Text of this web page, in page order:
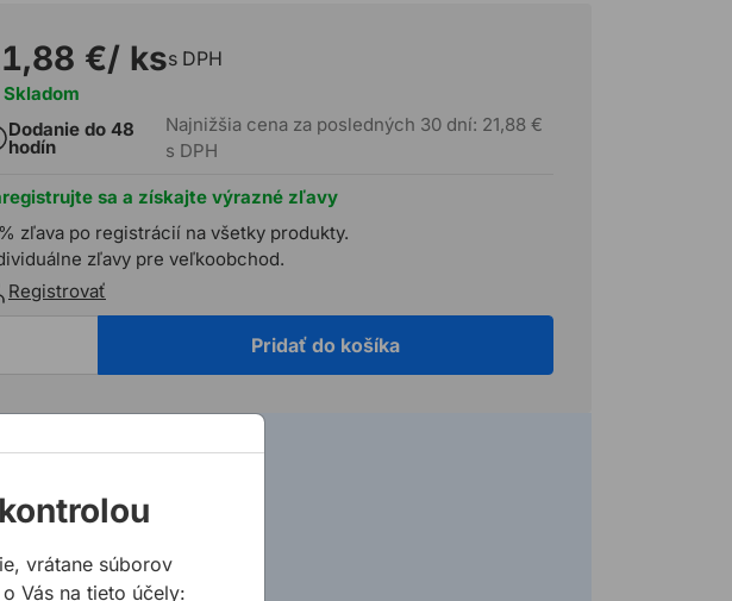
€/ kss DPH
Skladom
Dodanie do 48
hodín
Najnižšia cena za posledných 30 dní: 21,88 €
s DPH
sa a získajte výrazné zľavy
zľava po registrácií na všetky produkty.
zľavy pre veľkoobchod.
Registrovať
Pridať do košíka
02 623 109 20
allmedia@allmedia.sk
allmediasro (po-ne 7-22 h)
vrátane súborov
Vás na tieto účely: